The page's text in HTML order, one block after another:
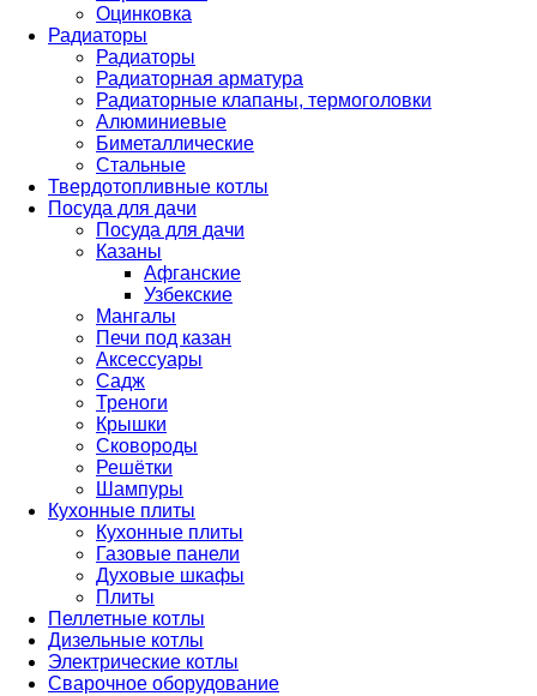
Оцинковка
Радиаторы
Радиаторы
Радиаторная арматура
Радиаторные клапаны, термоголовки
Алюминиевые
Биметаллические
Стальные
Твердотопливные котлы
Посуда для дачи
Посуда для дачи
Казаны
Афганские
Узбекские
Мангалы
Печи под казан
Аксессуары
Садж
Треноги
Крышки
Сковороды
Решётки
Шампуры
Кухонные плиты
Кухонные плиты
Газовые панели
Духовые шкафы
Плиты
Пеллетные котлы
Дизельные котлы
Электрические котлы
Сварочное оборудование